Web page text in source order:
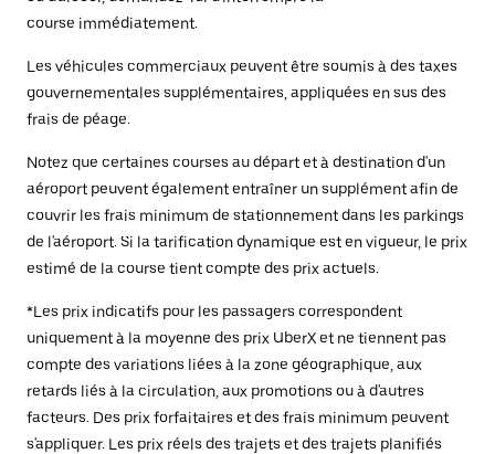
course immédiatement.
Les véhicules commerciaux peuvent être soumis à des taxes
gouvernementales supplémentaires, appliquées en sus des
frais de péage.
Notez que certaines courses au départ et à destination d'un
aéroport peuvent également entraîner un supplément afin de
couvrir les frais minimum de stationnement dans les parkings
de l'aéroport. Si la tarification dynamique est en vigueur, le prix
estimé de la course tient compte des prix actuels.
*Les prix indicatifs pour les passagers correspondent
uniquement à la moyenne des prix UberX et ne tiennent pas
compte des variations liées à la zone géographique, aux
retards liés à la circulation, aux promotions ou à d'autres
facteurs. Des prix forfaitaires et des frais minimum peuvent
s'appliquer. Les prix réels des trajets et des trajets planifiés